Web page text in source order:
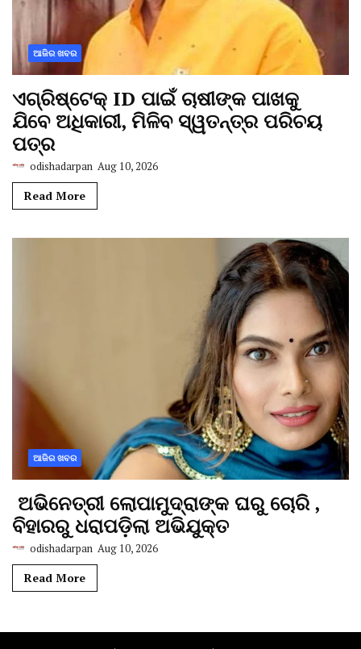
ଆଜିର ଖବର
ଏଗ୍ରିଷ୍ଟେକ୍ ID ପାଇଁ ଚାଷୀଙ୍କ ପାଖକୁ
ଯିବେ ଅଧିକାରୀ, ମିଳିବ ସ୍ୱତନ୍ତ୍ର ପରିଚୟ
ପତ୍ର
odishadarpan Aug 10, 2026
Read More
ଆଜିର ଖବର
ଅଭିନେତ୍ରୀ ଲୋପାମୁଦ୍ରାଙ୍କ ଘରୁ ଚୋରି ,
ବିହାରରୁ ଧରାପଡ଼ିଲା ଅଭିଯୁକ୍ତ
odishadarpan Aug 10, 2026
Read More